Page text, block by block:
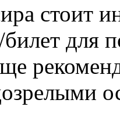
стоит
для